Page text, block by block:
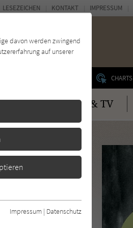
CHARTS
Kino & TV
LESEZEICHEN KONTAKT IMPRESSUM
davon werden zwingend
auf unserer
der Webseite
einwandfrei
Impressum | Datenschutz